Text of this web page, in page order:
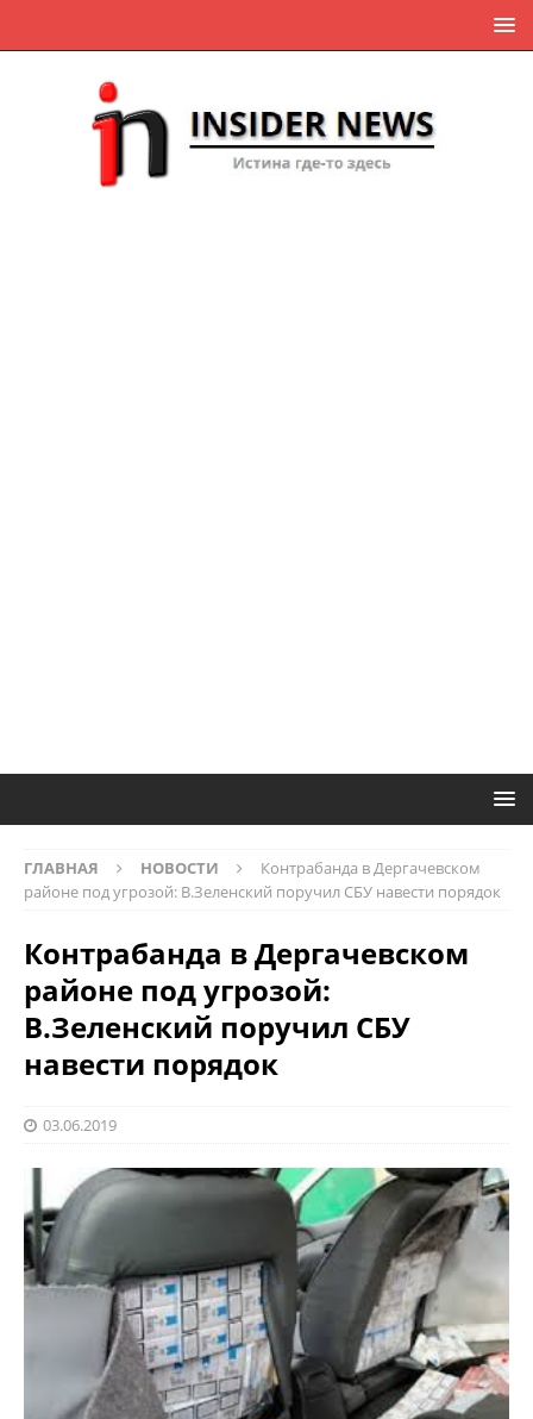
ГЛАВНАЯ НОВОСТИ
Контрабанда в Дергачевском
районе под угрозой: В.Зеленский поручил СБУ навести порядок
Контрабанда в Дергачевском
районе под угрозой:
В.Зеленский поручил СБУ
навести порядок
03.06.2019